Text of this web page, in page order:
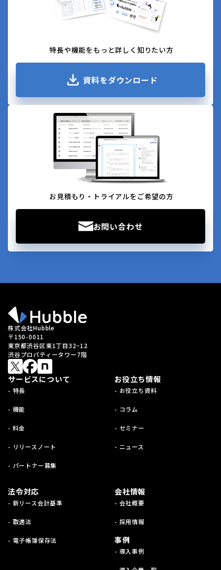
特長や機能をもっと詳しく知りたい方
資料をダウンロード
お見積もり・トライアルをご希望の方
お問い合わせ
株式会社Hubble
〒150-0011
東京都渋谷区東1丁目32−12
渋谷プロパティータワー7階
サービスについて
- 特長
- 機能
- 料金
- リリースノート
- パートナー募集
お役立ち情報
- お役立ち資料
- コラム
- セミナー
- ニュース
法令対応
- 新リース会計基準
- 取適法
- 電子帳簿保存法
会社情報
- 会社概要
- 採用情報
事例
- 導入事例